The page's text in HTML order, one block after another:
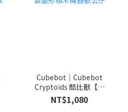
Cubebot｜Cubebot
Cryptoids 酷比獸【小
型】木製變形積木機器獸
公仔
NT$1,080